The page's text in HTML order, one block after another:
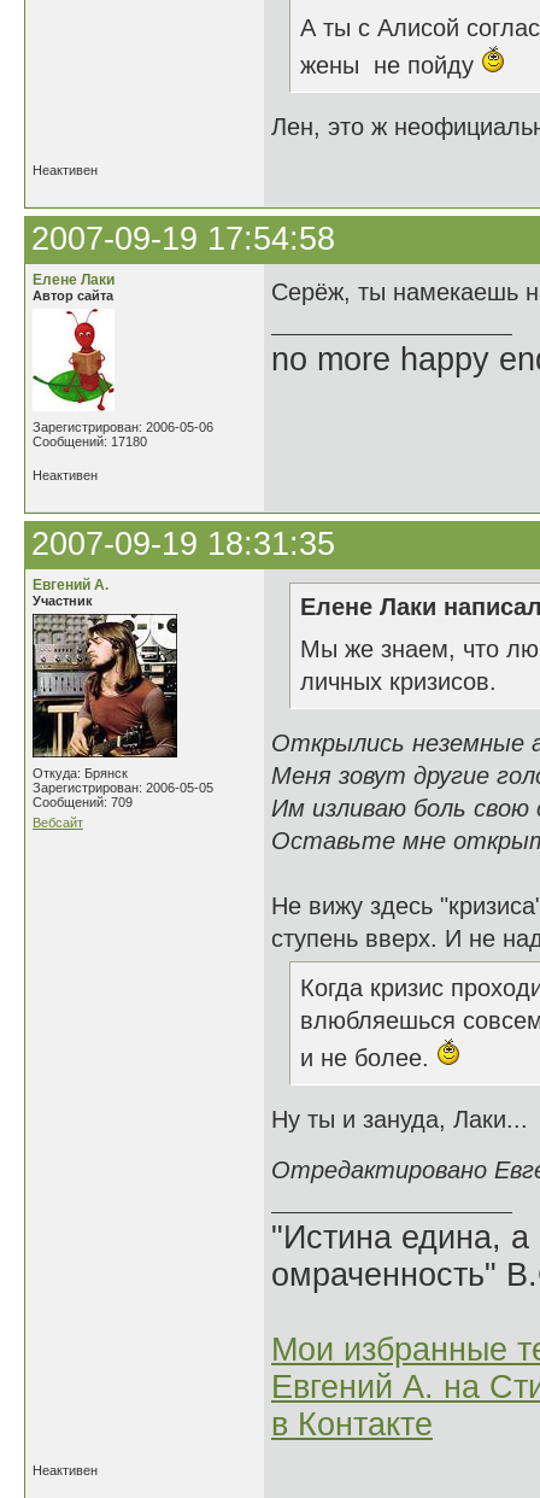
А ты с Алисой
жены не пойду
Лен, это ж
Неактивен
2007-09-19 17:54:58
Елене Лаки
Автор сайта
Зарегистрирован: 2006-05-06
Сообщений: 17180
Серёж, ты намекаешь
no more happy
Неактивен
2007-09-19 18:31:35
Евгений А.
Участник
Откуда: Брянск
Зарегистрирован: 2006-05-05
Сообщений: 709
Вебсайт
Елене Лаки
Мы же знаем, что
личных кризисов.
Открылись неземные
Меня зовут другие
Им изливаю боль свою
Оставьте мне
Не вижу здесь
ступень вверх. И не
Когда кризис
влюбляешься
и не более.
Ну ты и зануда, Лаки...
Отредактировано
"Истина едина,
омраченность"
Мои избранные
Евгений А. на
в Контакте
Неактивен